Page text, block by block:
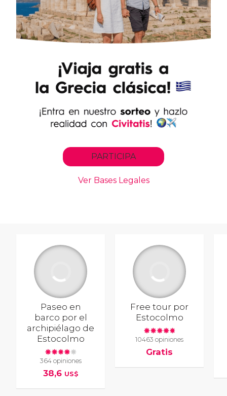
Paseo en
barco por el
archipiélago de
Estocolmo
364 opiniones
38,6 US$
Free tour por
Estocolmo
10463 opiniones
Gratis